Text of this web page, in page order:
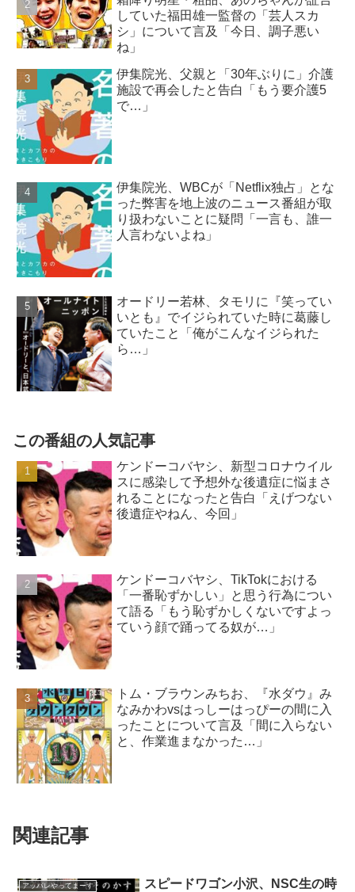
していた福田雄一監督の「芸人スカ
シ」について言及「今日、調子悪い
ね」
伊集院光、父親と「30年ぶりに」介護
施設で再会したと告白「もう要介護5
で…」
伊集院光、WBCが「Netflix独占」とな
った弊害を地上波のニュース番組が取
り扱わないことに疑問「一言も、誰一
人言わないよね」
オードリー若林、タモリに『笑ってい
いとも』でイジられていた時に葛藤し
ていたこと「俺がこんなイジられた
ら…」
この番組の人気記事
ケンドーコバヤシ、新型コロナウイル
スに感染して予想外な後遺症に悩まさ
れることになったと告白「えげつない
後遺症やねん、今回」
ケンドーコバヤシ、TikTokにおける
「一番恥ずかしい」と思う行為につい
て語る「もう恥ずかしくないですよっ
ていう顔で踊ってる奴が…」
トム・ブラウンみちお、『水ダウ』み
なみかわvsはっしーはっぴーの間に入
ったことについて言及「間に入らない
と、作業進まなかった…」
関連記事
アッパレやってまーす
スピードワゴン小沢、NSC生の時